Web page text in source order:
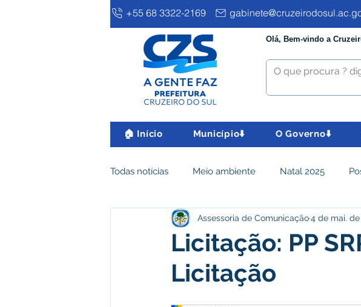
+55 68 3322-2169
Olá, Bem-vindo a
🏠 Início Município⬇️ O Governo⬇️
Todas notícias Meio ambiente Natal 2025
Clima e Meio Ambiente Assistência Social e
Desenvolvimento econômico e turismo
Licitação: PP
Licitação
Assessoria de Comunicação4 de mai. de